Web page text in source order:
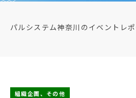
パルシステム神奈川のイベントレポ
組織企画、その他